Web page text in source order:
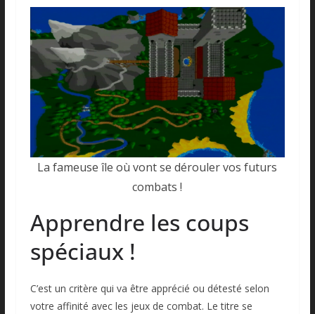
La fameuse île où vont se dérouler vos futurs
combats !
Apprendre les coups
spéciaux !
C’est un critère qui va être apprécié ou détesté selon
votre affinité avec les jeux de combat. Le titre se